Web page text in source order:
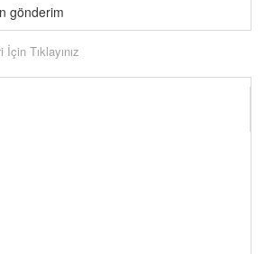
gönderim
Tıklayınız